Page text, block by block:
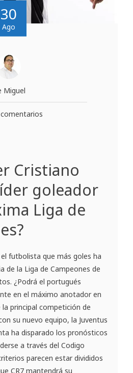
30
Ago
Miguel
Cristiano
goleador
Liga de
futbolista que más goles ha
de la Liga de Campeones de
¿Podrá el portugués
en el máximo anotador en
principal competición de
su nuevo equipo, la Juventus
ha disparado los pronósticos
a través del Codigo
parecen estar divididos
CR7 mantendrá su